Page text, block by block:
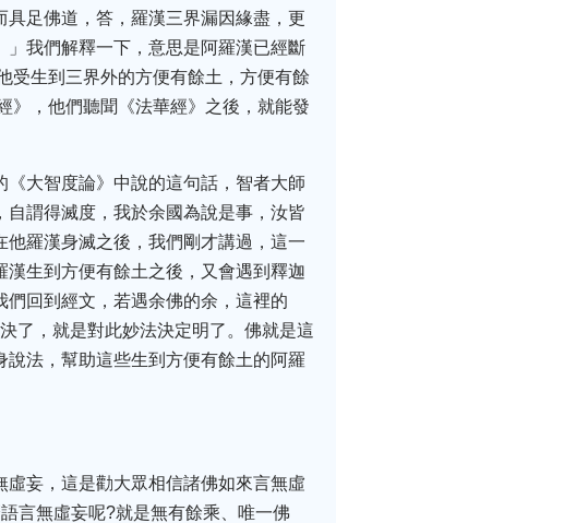
具足佛道，答，羅漢三界漏因緣盡，更
我們解釋一下，意思是阿羅漢已經斷
受生到三界外的方便有餘土，方便有餘
》，他們聽聞《法華經》之後，就能發
大智度論》中說的這句話，智者大師
謂得滅度，我於余國為說是事，汝皆
羅漢身滅之後，我們剛才講過，這一
生到方便有餘土之後，又會遇到釋迦
回到經文，若遇余佛的余，這裡的
了，就是對此妙法決定明了。佛就是這
法，幫助這些生到方便有餘土的阿羅
妄，這是勸大眾相信諸佛如來言無虛
言無虛妄呢?就是無有餘乘、唯一佛